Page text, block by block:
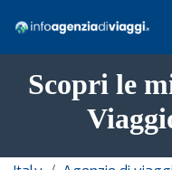
Scopri le